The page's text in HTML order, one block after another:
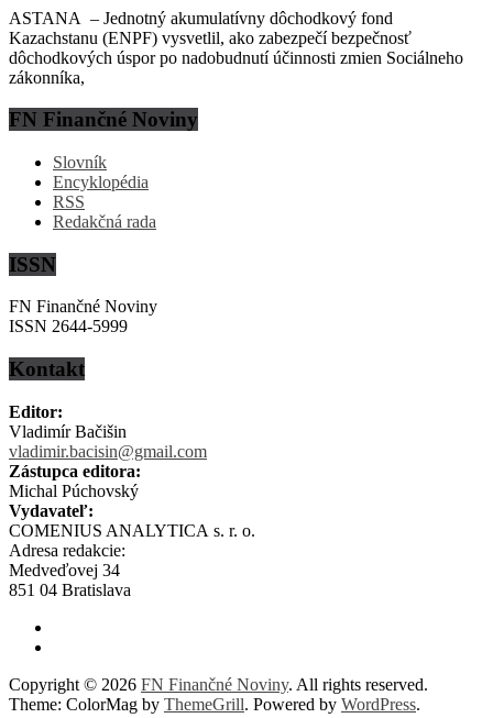
ASTANA – Jednotný akumulatívny dôchodkový fond
Kazachstanu (ENPF) vysvetlil, ako zabezpečí bezpečnosť
dôchodkových úspor po nadobudnutí účinnosti zmien Sociálneho
zákonníka,
FN Finančné Noviny
Slovník
Encyklopédia
RSS
Redakčná rada
ISSN
FN Finančné Noviny
ISSN 2644-5999
Kontakt
Editor:
Vladimír Bačišin
vladimir.bacisin@gmail.com
Zástupca editora:
Michal Púchovský
Vydavateľ:
COMENIUS ANALYTICA s. r. o.
Adresa redakcie:
Medveďovej 34
851 04 Bratislava
Copyright © 2026 FN Finančné Noviny. All rights reserved.
Theme: ColorMag by ThemeGrill. Powered by WordPress.